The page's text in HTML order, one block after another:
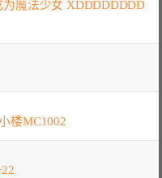
魔法少女 XDDDDDDDD
楼MC1002